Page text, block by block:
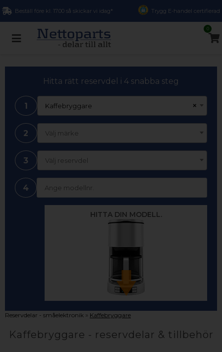
Beställ före kl. 17.00 så skickar vi idag* Trygg E-handel certifierad
0
Hitta rätt reservdel i 4 snabba steg
1 ×
Kaffebryggare
2 Välj märke
3 Välj reservdel
4
HITTA DIN MODELL.
Reservdelar - småelektronik » Kaffebryggare
Kaffebryggare - reservdelar & tillbehör